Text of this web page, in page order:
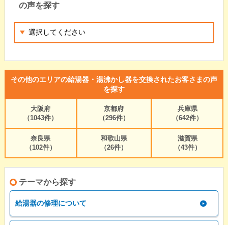
の声を探す
その他のエリアの給湯器・湯沸かし器を交換されたお客さまの声
を探す
大阪府
（1043件）
京都府
（296件）
兵庫県
（642件）
奈良県
（102件）
和歌山県
（26件）
滋賀県
（43件）
テーマから探す
給湯器の修理について